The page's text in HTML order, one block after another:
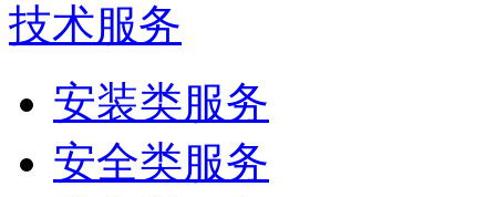
技术服务
安装类服务
安全类服务